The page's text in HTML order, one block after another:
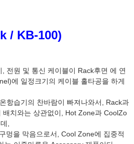
/ KB-100)
전원 및 통신 케이블이 Rack후면 에 연
에 일정크기의 케이블 홀타공을 하게
항습기의 찬바람이 빠져나와서, Rack과
치와는 상관없이, Hot Zone과 CoolZo
,
멍을 막음으로서, Cool Zone에 집중적